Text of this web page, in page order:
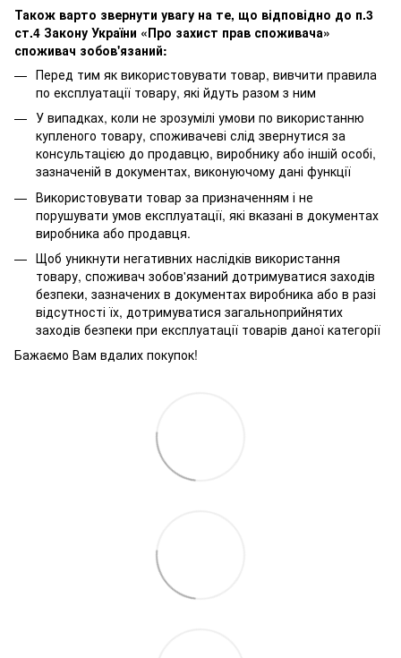
Також варто звернути увагу на те, що відповідно до п.3
ст.4 Закону України «Про захист прав споживача»
споживач зобов'язаний:
Перед тим як використовувати товар, вивчити правила
по експлуатації товару, які йдуть разом з ним
У випадках, коли не зрозумілі умови по використанню
купленого товару, споживачеві слід звернутися за
консультацією до продавцю, виробнику або іншій особі,
зазначеній в документах, виконуючому дані функції
Використовувати товар за призначенням і не
порушувати умов експлуатації, які вказані в документах
виробника або продавця.
Щоб уникнути негативних наслідків використання
товару, споживач зобов'язаний дотримуватися заходів
безпеки, зазначених в документах виробника або в разі
відсутності їх, дотримуватися загальноприйнятих
заходів безпеки при експлуатації товарів даної категорії
Бажаємо Вам вдалих покупок!